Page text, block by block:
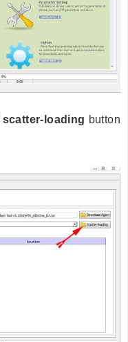
scatter-loading button